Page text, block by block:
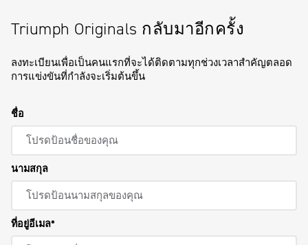
Triumph Originals กลับมาอีกครั้ง
ลงทะเบียนเพื่อเป็นคนแรกที่จะได้ติดตามทุกช่วงเวลาสำคัญตลอด
การแข่งขันที่กำลังจะเริ่มต้นขึ้น
ชื่อ
นามสกุล
ที่อยู่อีเมล